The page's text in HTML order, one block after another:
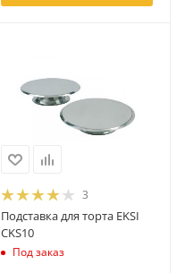
3
Подставка для торта EKSI
CKS10
Под заказ